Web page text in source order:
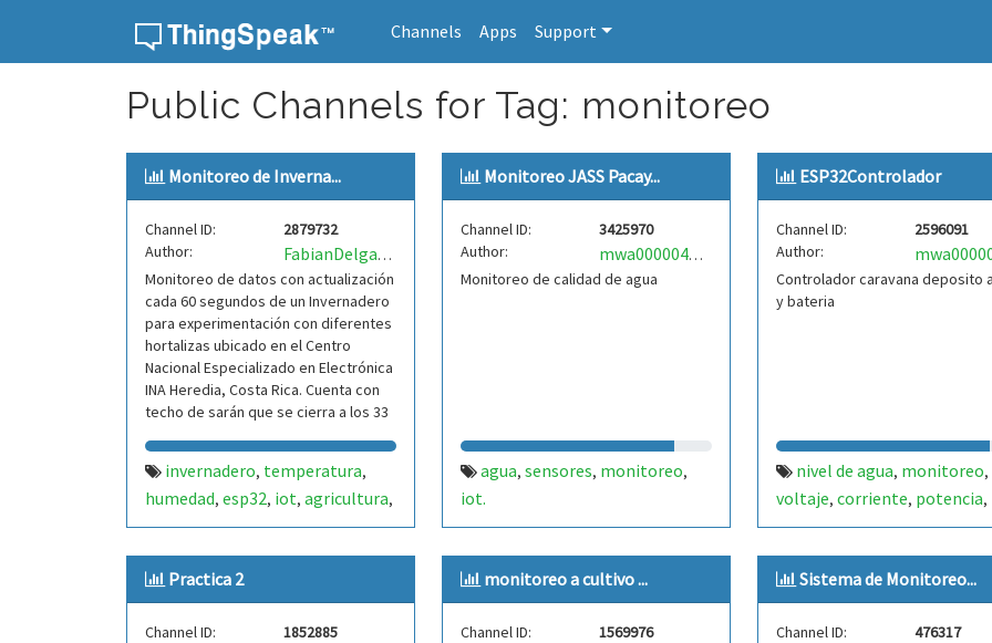
Channels Apps Support
Public Channels for Tag: monitoreo
Monitoreo de Inverna...
Channel ID:
2879732
Author:
FabianDelgadoMarin
Monitoreo de datos con actualización
cada 60 segundos de un Invernadero
para experimentación con diferentes
hortalizas ubicado en el Centro
Nacional Especializado en Electrónica
INA Heredia, Costa Rica. Cuenta con
techo de sarán que se cierra a los 33
invernadero, temperatura,
humedad, esp32, iot, agricultura,
monitoreo,automatización,
costa rica,heredia,lechugas,
sensor
Monitoreo JASS Pacay...
Channel ID:
3425970
Author:
mwa0000041765073
Monitoreo de calidad de agua
agua, sensores, monitoreo,
iot.
ESP32Controlador
Channel ID:
2596091
Author:
Controlador caravana deposito
y bateria
nivel de agua, monitoreo,
voltaje, corriente, potencia,
sensores,esp32
Practica 2
Channel ID:
1852885
monitoreo a cultivo ...
Channel ID:
1569976
Sistema de Monitoreo...
Channel ID:
476317